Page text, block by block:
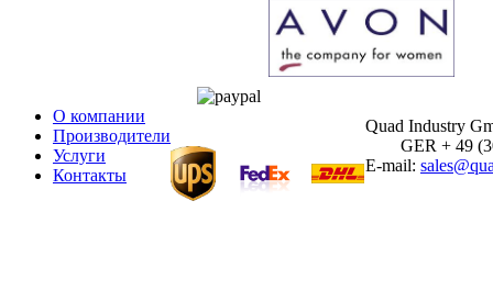
О компании
Производители
Услуги
Контакты
Quad Industry
GER + 49
E-mail: